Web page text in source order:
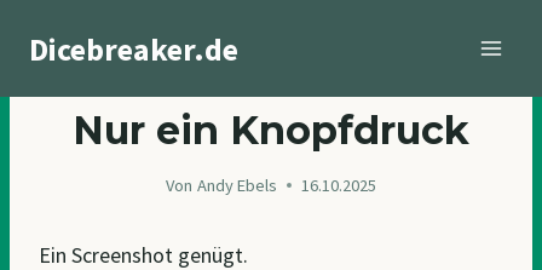
InhaltDicebreaker.de
Nur ein Knopfdruck
Von Andy Ebels 16.10.2025
Ein Screenshot genügt.